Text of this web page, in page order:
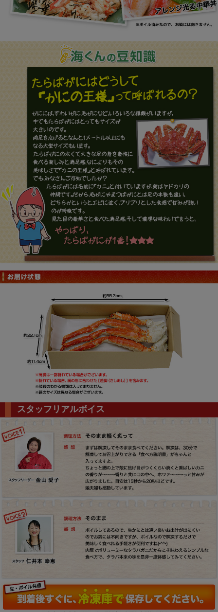
スタッフリアルボイス